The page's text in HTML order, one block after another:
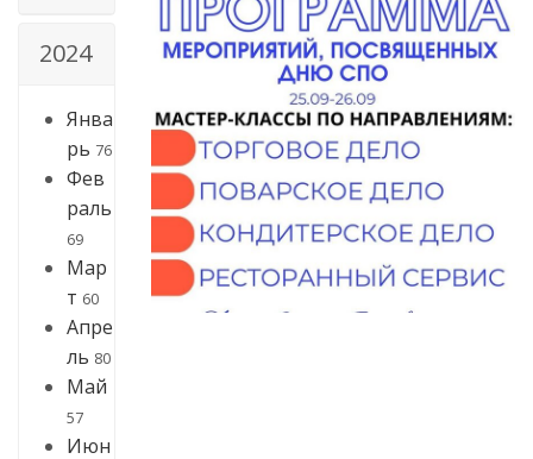
2024
Янва
рь 76
Фев
раль
69
Мар
т 60
Апре
ль 80
Май
57
Июн